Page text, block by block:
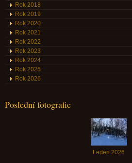
Rok 2018
Rok 2019
Rok 2020
Rok 2021
Rok 2022
Rok 2023
Rok 2024
Rok 2025
Rok 2026
Poslední fotografie
Leden 2026